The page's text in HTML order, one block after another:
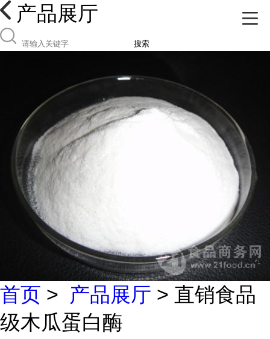
产品展厅
搜索
首页 > 产品展厅 > 直销食品
级木瓜蛋白酶